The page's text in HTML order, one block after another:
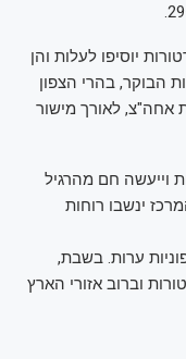
יוסיפו לעלות והן
הבוקר, בהרי הצפון
אחה"צ, לאורך מישור
וייעשה חם מהרגיל
ינשבו רוחות
ערות. בשבת,
וברוב אזורי הארץ